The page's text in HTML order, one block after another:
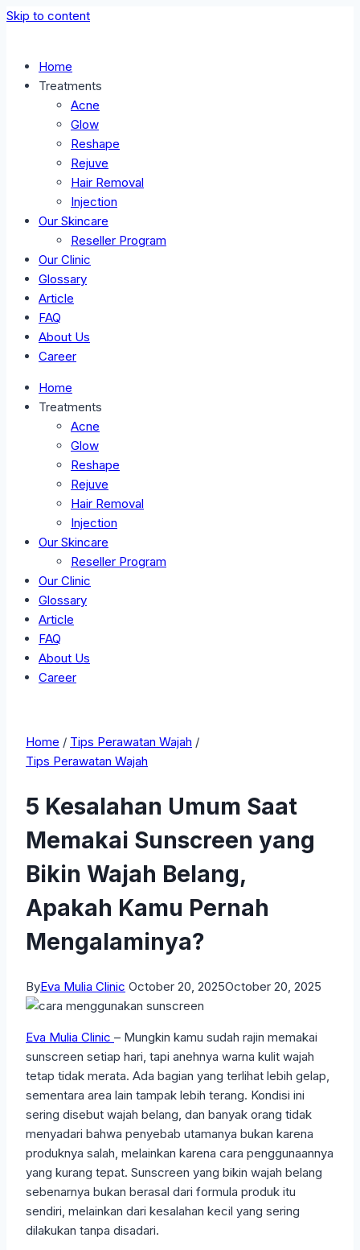
Skip to content
Home
Treatments
Acne
Glow
Reshape
Rejuve
Hair Removal
Injection
Our Skincare
Reseller Program
Our Clinic
Glossary
Article
FAQ
About Us
Career
Home
Treatments
Acne
Glow
Reshape
Rejuve
Hair Removal
Injection
Our Skincare
Reseller Program
Our Clinic
Glossary
Article
FAQ
About Us
Career
Home / Tips Perawatan Wajah /
Tips Perawatan Wajah
5 Kesalahan Umum Saat
Memakai Sunscreen yang
Bikin Wajah Belang,
Apakah Kamu Pernah
Mengalaminya?
ByEva Mulia Clinic October 20, 2025October 20, 2025
Eva Mulia Clinic – Mungkin kamu sudah rajin memakai
sunscreen setiap hari, tapi anehnya warna kulit wajah
tetap tidak merata. Ada bagian yang terlihat lebih gelap,
sementara area lain tampak lebih terang. Kondisi ini
sering disebut wajah belang, dan banyak orang tidak
menyadari bahwa penyebab utamanya bukan karena
produknya salah, melainkan karena cara penggunaannya
yang kurang tepat. Sunscreen yang bikin wajah belang
sebenarnya bukan berasal dari formula produk itu
sendiri, melainkan dari kesalahan kecil yang sering
dilakukan tanpa disadari.